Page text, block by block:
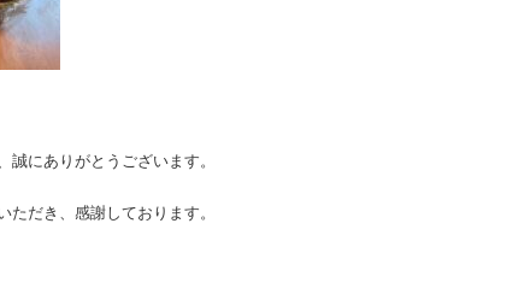
にありがとうございます。
だき、感謝しております。